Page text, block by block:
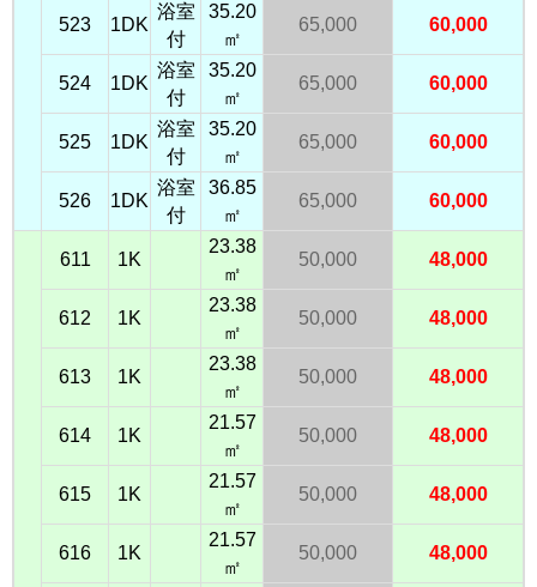
523 1DK
浴室
付
35.20
㎡
65,000 60,000
524 1DK
浴室
付
35.20
㎡
65,000 60,000
525 1DK
浴室
付
35.20
㎡
65,000 60,000
526 1DK
浴室
付
36.85
㎡
65,000 60,000
611 1K
23.38
㎡
50,000 48,000
612 1K
23.38
㎡
50,000 48,000
613 1K
23.38
㎡
50,000 48,000
614 1K
21.57
㎡
50,000 48,000
615 1K
21.57
㎡
50,000 48,000
616 1K
21.57
㎡
50,000 48,000